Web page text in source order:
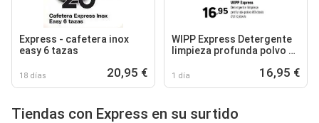
Express - cafetera inox
easy 6 tazas
18 días 20,95 €
WIPP Express Detergente
limpieza profunda polvo 80
1 día 16,95 €
Tiendas con Express en su surtido